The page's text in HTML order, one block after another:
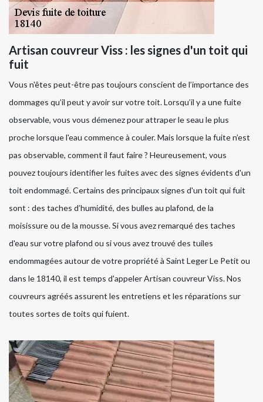
Artisan couvreur Viss : les signes d'un toit qui
fuit
Vous n'êtes peut-être pas toujours conscient de l’importance des
dommages qu’il peut y avoir sur votre toit. Lorsqu’il y a une fuite
observable, vous vous démenez pour attraper le seau le plus
proche lorsque l'eau commence à couler. Mais lorsque la fuite n’est
pas observable, comment il faut faire ? Heureusement, vous
pouvez toujours identifier les fuites avec des signes évidents d'un
toit endommagé. Certains des principaux signes d'un toit qui fuit
sont : des taches d’humidité, des bulles au plafond, de la
moisissure ou de la mousse. Si vous avez remarqué des taches
d'eau sur votre plafond ou si vous avez trouvé des tuiles
endommagées autour de votre propriété à Saint Leger Le Petit ou
dans le 18140, il est temps d'appeler Artisan couvreur Viss. Nos
couvreurs agréés assurent les entretiens et les réparations sur
toutes sortes de toits qui fuient.